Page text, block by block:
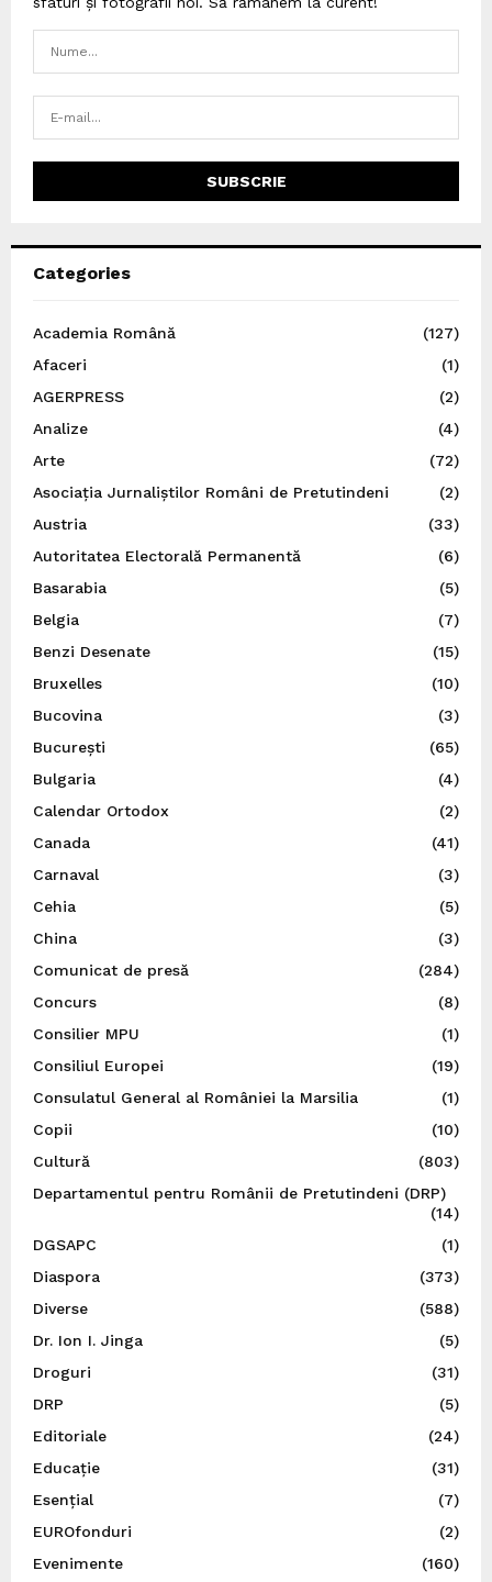
Categories
Academia Română
(127)
Afaceri
(1)
AGERPRESS
(2)
Analize
(4)
Arte
(72)
Asociația Jurnaliștilor Români de Pretutindeni
(2)
Austria
(33)
Autoritatea Electorală Permanentă
(6)
Basarabia
(5)
Belgia
(7)
Benzi Desenate
(15)
Bruxelles
(10)
Bucovina
(3)
București
(65)
Bulgaria
(4)
Calendar Ortodox
(2)
Canada
(41)
Carnaval
(3)
Cehia
(5)
China
(3)
Comunicat de presă
(284)
Concurs
(8)
Consilier MPU
(1)
Consiliul Europei
(19)
Consulatul General al României la Marsilia
(1)
Copii
(10)
Cultură
(803)
Departamentul pentru Românii de Pretutindeni (DRP)
(14)
DGSAPC
(1)
Diaspora
(373)
Diverse
(588)
Dr. Ion I. Jinga
(5)
Droguri
(31)
DRP
(5)
Editoriale
(24)
Educație
(31)
Esențial
(7)
EUROfonduri
(2)
Evenimente
(160)